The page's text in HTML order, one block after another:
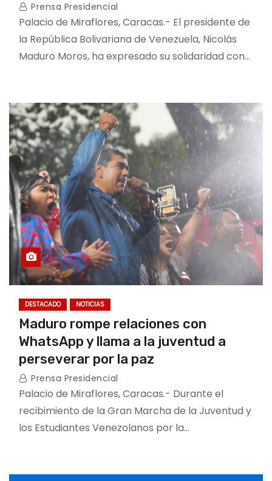
Prensa Presidencial
Palacio de Miraflores, Caracas.- El presidente de
la República Bolivariana de Venezuela, Nicolás
Maduro Moros, ha expresado su solidaridad con…
DESTACADO NOTICIAS
Maduro rompe relaciones con
WhatsApp y llama a la juventud a
perseverar por la paz
Prensa Presidencial
Palacio de Miraflores, Caracas.- Durante el
recibimiento de la Gran Marcha de la Juventud y
los Estudiantes Venezolanos por la…